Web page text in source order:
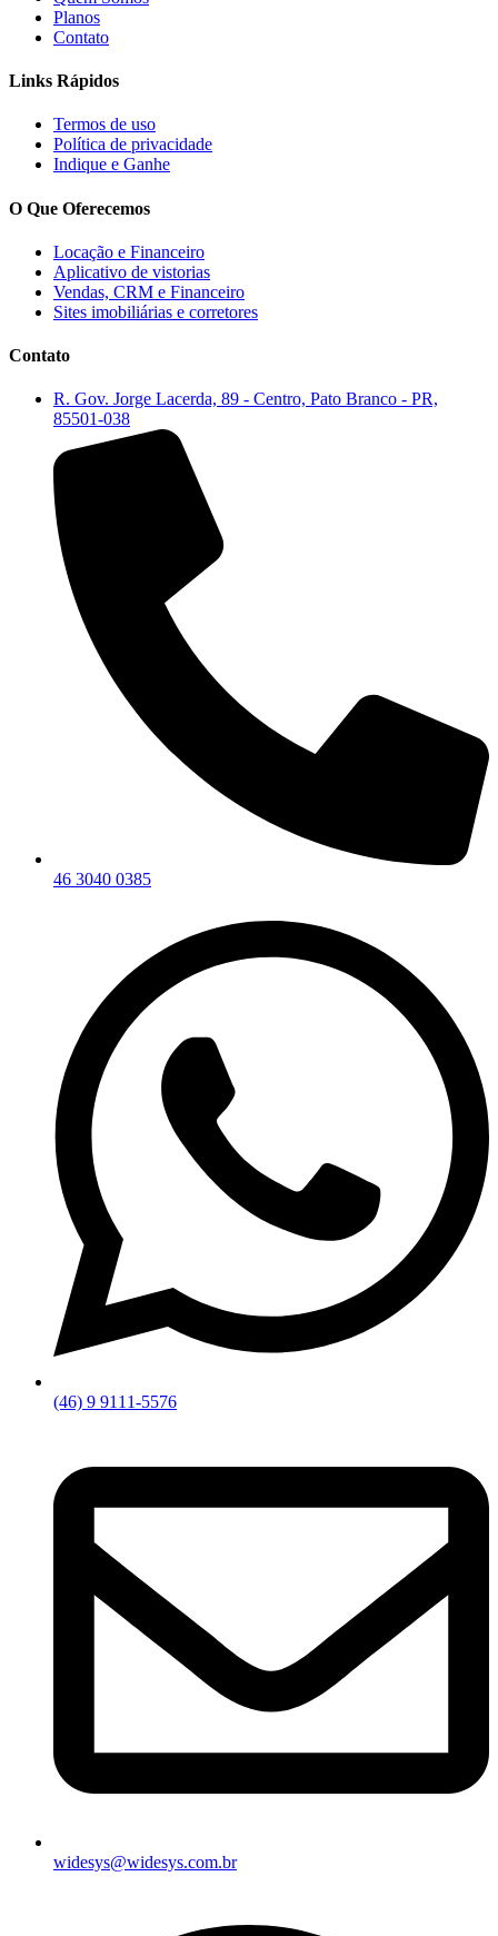
Planos
Contato
Links Rápidos
Termos de uso
Política de privacidade
Indique e Ganhe
O Que Oferecemos
Locação e Financeiro
Aplicativo de vistorias
Vendas, CRM e Financeiro
Sites imobiliárias e corretores
Contato
R. Gov. Jorge Lacerda, 89 - Centro, Pato Branco - PR,
85501-038
46 3040 0385
(46) 9 9111-5576
widesys@widesys.com.br